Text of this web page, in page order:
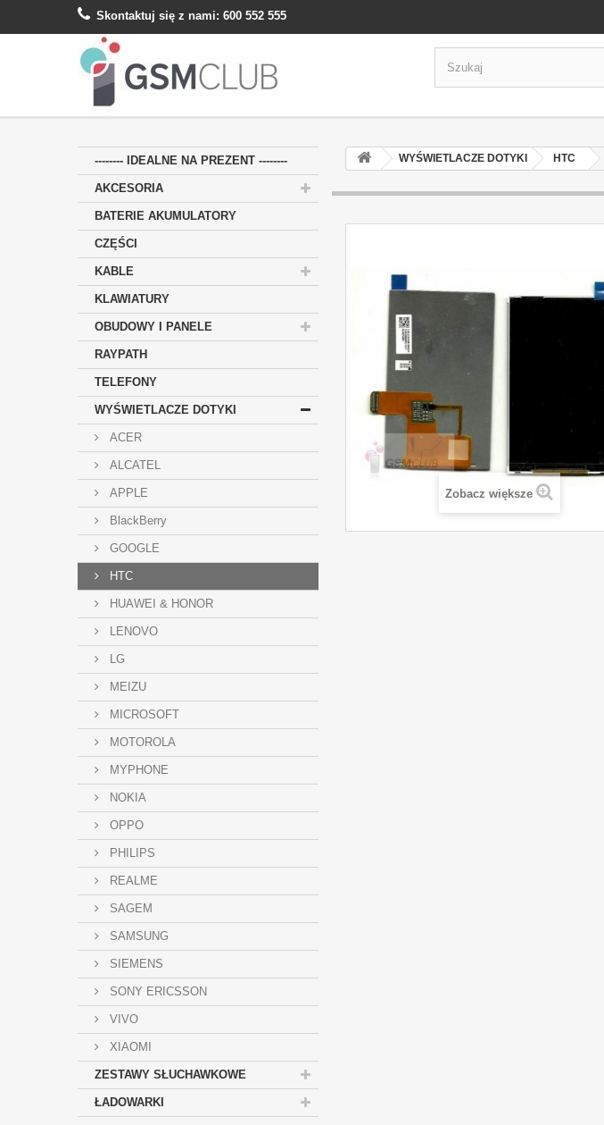
Skontaktuj się z nami: 600 552 555
-------- IDEALNE NA PREZENT --------
AKCESORIA
BATERIE AKUMULATORY
CZĘŚCI
KABLE
KLAWIATURY
OBUDOWY I PANELE
RAYPATH
TELEFONY
WYŚWIETLACZE DOTYKI
ACER
ALCATEL
APPLE
BlackBerry
GOOGLE
HTC
HUAWEI & HONOR
LENOVO
LG
MEIZU
MICROSOFT
MOTOROLA
MYPHONE
NOKIA
OPPO
PHILIPS
REALME
SAGEM
SAMSUNG
SIEMENS
SONY ERICSSON
VIVO
XIAOMI
ZESTAWY SŁUCHAWKOWE
ŁADOWARKI
WYŚWIETLACZE DOTYKI HTC
Zobacz większe